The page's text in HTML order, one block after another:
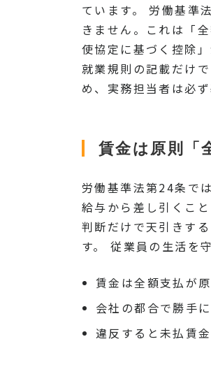
ています。 労働基準
きません。これは「
使協定に基づく控除
就業規則の記載だけ
め、実務担当者は必
賃金は原則「
労働基準法第24条で
給与から差し引くこ
判断だけで天引きす
す。 従業員の生活を
賃金は全額支払が
会社の都合で勝手
違反すると未払賃